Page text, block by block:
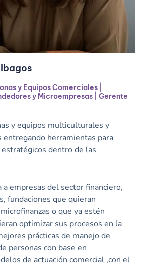
y Equipos Comerciales |
y Microempresas | Gerente
y equipos multiculturales y
herramientas para
dentro de las
empresas del sector financiero,
fundaciones que quieran
o que ya estén
optimizar sus procesos en la
prácticas de manejo de
personas con base en
de actuación comercial ,con el